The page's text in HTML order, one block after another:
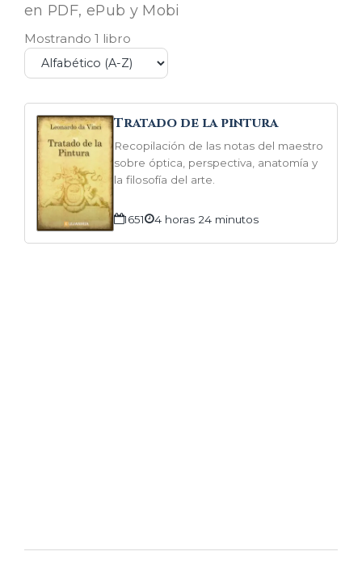
en PDF, ePub y Mobi
Mostrando 1 libro
Tratado de la pintura
Recopilación de las notas del maestro
sobre óptica, perspectiva, anatomía y
la filosofía del arte.
1651 4 horas 24 minutos